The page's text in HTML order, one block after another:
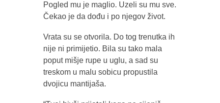
Pogled mu je maglio. Uzeli su mu sve.
Čekao je da dođu i po njegov život.
Vrata su se otvorila. Do tog trenutka ih
nije ni primijetio. Bila su tako mala
poput mišje rupe u uglu, a sad su
treskom u malu sobicu propustila
dvojicu mantijaša.